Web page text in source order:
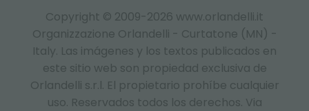
Copyright © 2009-2026 www.orlandelli.it
Organizzazione Orlandelli - Curtatone (MN) -
Italy. Las imágenes y los textos publicados en
este sitio web son propiedad exclusiva de
Orlandelli s.r.l. El propietario prohíbe cualquier
uso. Reservados todos los derechos. Via